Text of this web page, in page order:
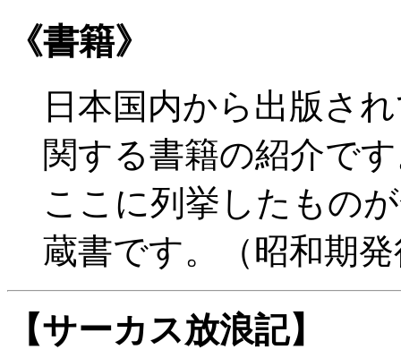
《書籍》
日本国内から出版さ
関する書籍の紹介で
ここに列挙したもの
蔵書です。（昭和期
【サーカス放浪記】